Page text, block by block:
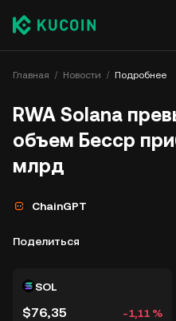
Главная Новости Подробнее
RWA Solana
объем Бесср
млрд
ChainGPT
Поделиться
SOL
$76,35 -1,11 %